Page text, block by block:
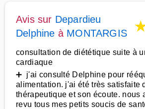
Avis sur Depardieu
Delphine à MONTARGIS
consultation de diététique suite à
cardiaque
➕ j'ai consulté Delphine pour
alimentation. j'ai été très satisfaite
thérapeutique et son écoute. nous
revu tous mes petits soucis de